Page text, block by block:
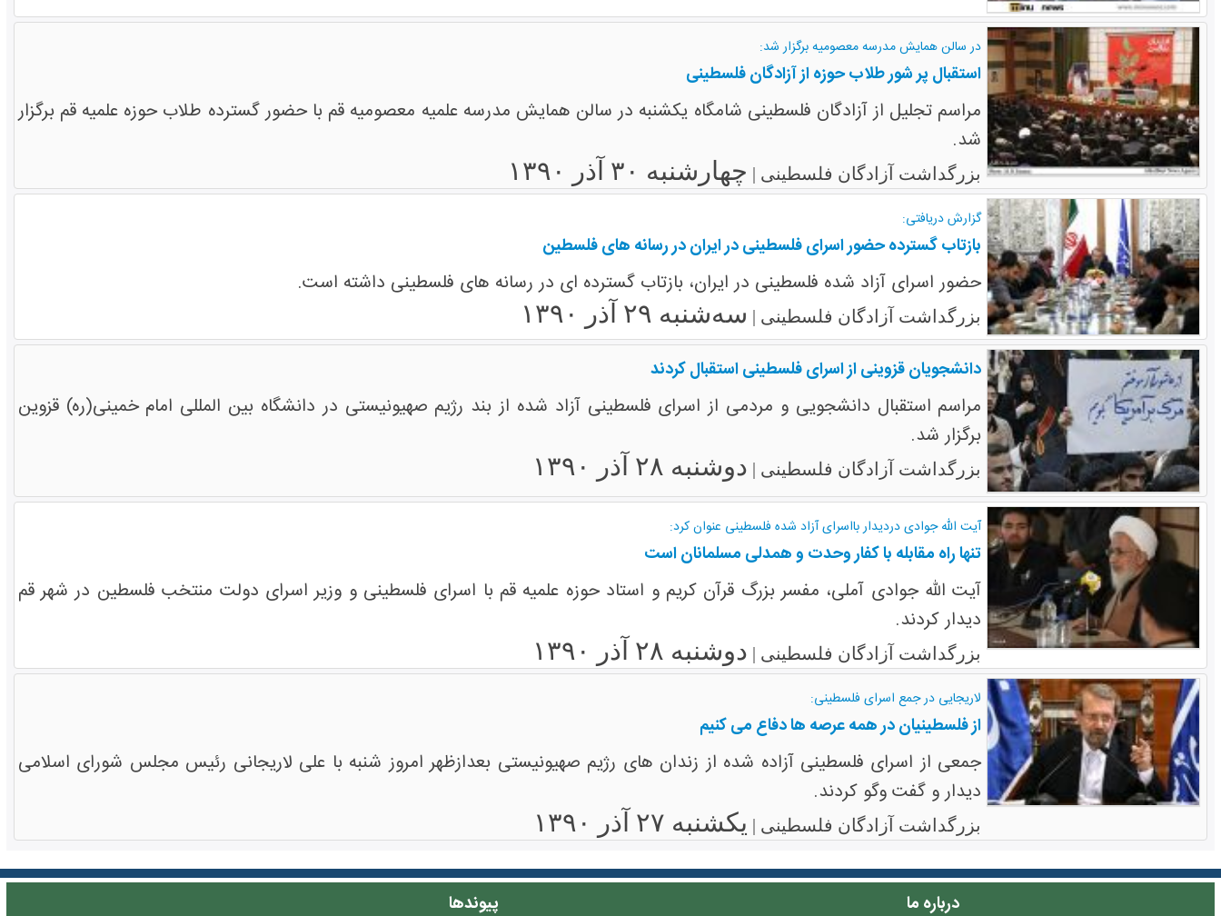
در سالن همایش مدرسه معصومیه برگزار شد:
استقبال پر شور طلاب حوزه از آزادگان فلسطینی
مراسم تجلیل از آزادگان فلسطینی شامگاه یکشنبه در سالن همایش مدرسه علمیه معصومیه قم با حضور گسترده طلاب حوزه علمیه قم برگزار
شد.
بزرگداشت آزادگان فلسطینی | چهارشنبه ۳۰ آذر ۱۳۹۰
گزارش دریافتی:
بازتاب گسترده حضور اسرای فلسطینی در ایران در رسانه های فلسطین
حضور اسرای آزاد شده فلسطینی در ایران، بازتاب گسترده ای در رسانه های فلسطینی داشته است.
بزرگداشت آزادگان فلسطینی | سه‌شنبه ۲۹ آذر ۱۳۹۰
دانشجویان قزوینی از اسرای فلسطینی استقبال کردند
مراسم استقبال دانشجویی و مردمی از اسرای فلسطینی آزاد شده از بند رژیم صهیونیستی در دانشگاه بین المللی امام خمینی(ره) قزوین
برگزار شد.
بزرگداشت آزادگان فلسطینی | دوشنبه ۲۸ آذر ۱۳۹۰
آیت الله جوادی دردیدار بااسرای آزاد شده فلسطینی عنوان کرد:
تنها راه مقابله با کفار وحدت و همدلی مسلمانان است
آیت الله جوادی آملی، مفسر بزرگ قرآن کریم و استاد حوزه علمیه قم با اسرای فلسطینی و وزیر اسرای دولت منتخب فلسطین در شهر قم
دیدار کردند.
بزرگداشت آزادگان فلسطینی | دوشنبه ۲۸ آذر ۱۳۹۰
لاریجایی در جمع اسرای فلسطینی:
از فلسطینیان در همه عرصه ها دفاع می کنیم
جمعی از اسرای فلسطینی آزاده شده از زندان های رژیم صهیونیستی بعدازظهر امروز شنبه با علی لاریجانی رئیس مجلس شورای اسلامی
دیدار و گفت وگو کردند.
بزرگداشت آزادگان فلسطینی | یکشنبه ۲۷ آذر ۱۳۹۰
درباره ما پیوندها